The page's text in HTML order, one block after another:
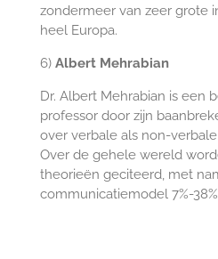
zondermeer van zeer grote
heel Europa.
6) Albert Mehrabian
Dr. Albert Mehrabian is een
professor door zijn
over verbale als non-
Over de gehele wereld
theorieën geciteerd, met
communicatiemodel 7%-